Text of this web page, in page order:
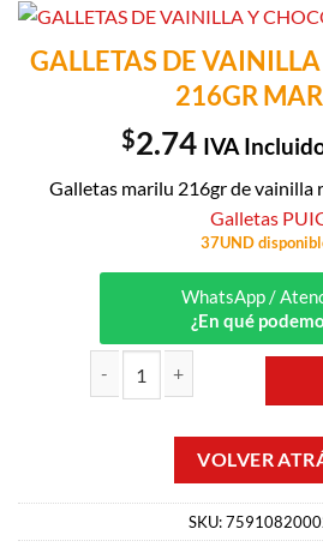
GALLETAS DE
216GR
$2.74 IVA
Galletas marilu 216gr de vainilla
Galletas
37UND
WhatsApp /
¿En qué
GALLETAS DE VAINILLA Y
SKU: